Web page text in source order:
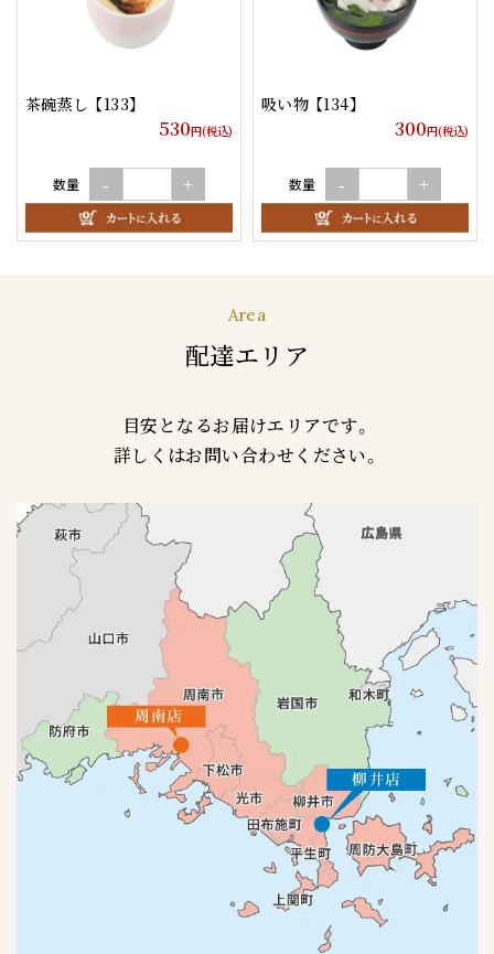
茶碗蒸し 【133】
530円(税込)
数量 - +
吸い物 【134】
300円(税込)
数量 - +
Area
配達エリア
目安となるお届けエリアです。
詳しくはお問い合わせください。